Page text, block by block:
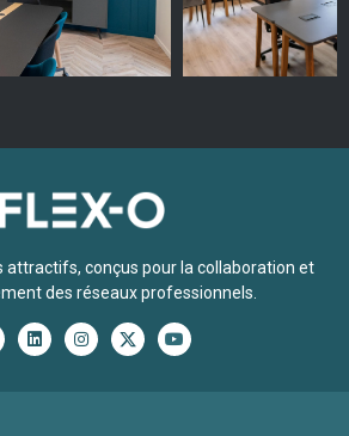
attractifs, conçus pour la collaboration et
des réseaux professionnels.